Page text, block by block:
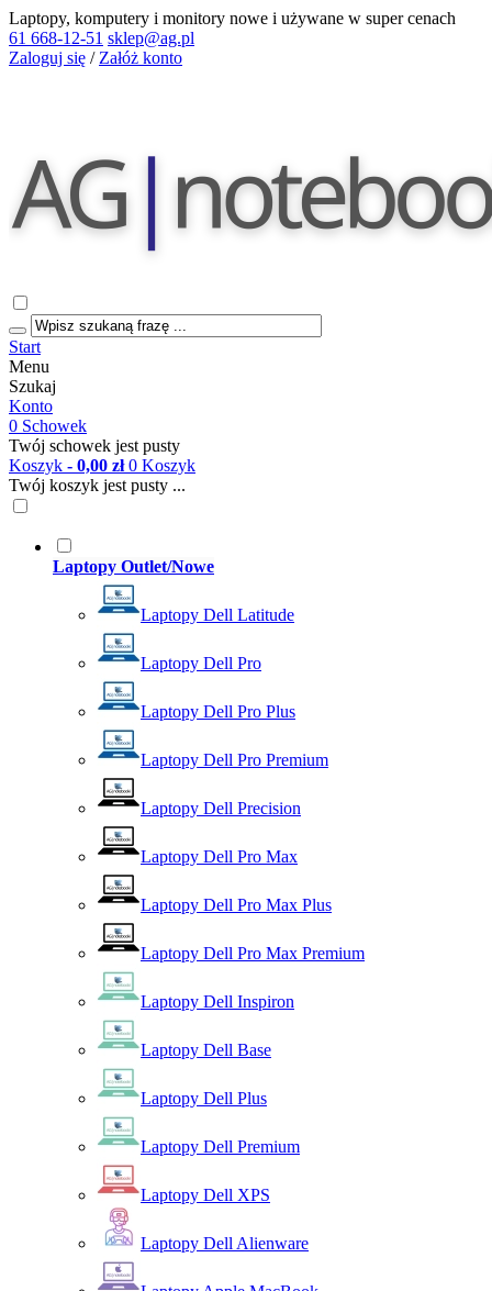
Laptopy, komputery i monitory nowe i używane w super cenach
61 668-12-51 sklep@ag.pl
Zaloguj się / Załóż konto
Start
Menu
Szukaj
Konto
0 Schowek
Twój schowek jest pusty
Koszyk - 0,00 zł 0 Koszyk
Twój koszyk jest pusty ...
Laptopy Outlet/Nowe
Laptopy Dell Latitude
Laptopy Dell Pro
Laptopy Dell Pro Plus
Laptopy Dell Pro Premium
Laptopy Dell Precision
Laptopy Dell Pro Max
Laptopy Dell Pro Max Plus
Laptopy Dell Pro Max Premium
Laptopy Dell Inspiron
Laptopy Dell Base
Laptopy Dell Plus
Laptopy Dell Premium
Laptopy Dell XPS
Laptopy Dell Alienware